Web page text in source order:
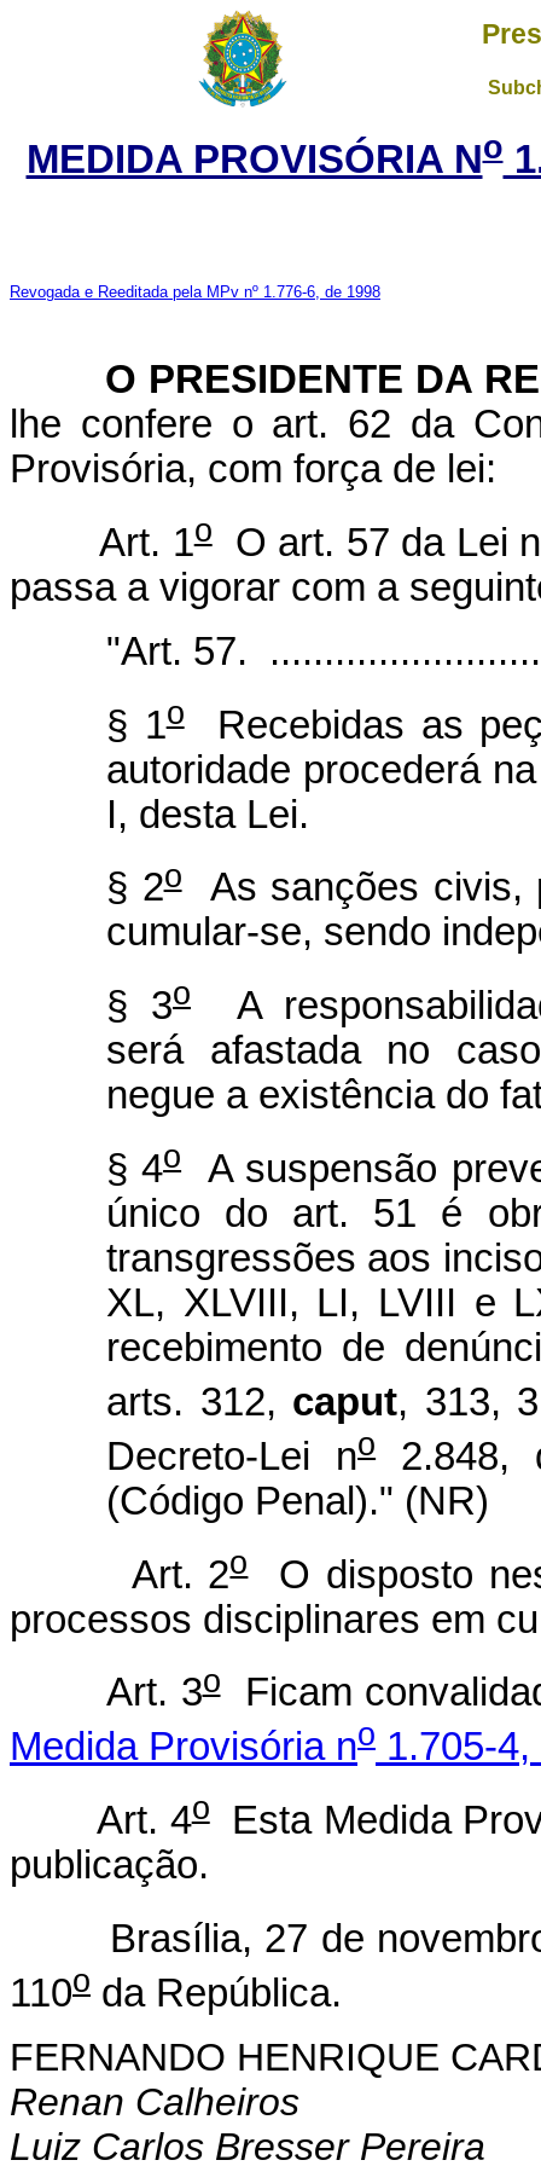
MEDIDA PROVISÓRIA No
Revogada e Reeditada pela MPv nº 1.776-6, de 1998
O PRESIDENTE DA
lhe confere o art. 62 da
Provisória, com força de lei:
Art. 1oO art. 57 da Lei n
passa a vigorar com a
"Art. 57.
§ 1oRecebidas as
autoridade procederá
I, desta Lei.
§ 2oAs sanções civis,
cumular-se, sendo
§ 3o
A
será afastada no
negue a existência do
§ 4oA suspensão
único do art. 51 é
transgressões aos
XL, XLVIII, LI, LVIII e
recebimento de
arts. 312, caput, 313,
Decreto-Lei no2.848,
(Código Penal)." (NR)
Art. 2oO disposto
processos disciplinares em
Art. 3oFicam
Medida Provisória no 1.705-
Art. 4oEsta Medida
publicação.
Brasília, 27 de novembro
110o da República.
FERNANDO HENRIQUE
Renan Calheiros
Luiz Carlos Bresser Pereira